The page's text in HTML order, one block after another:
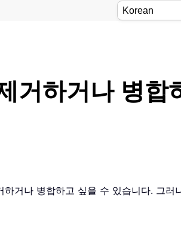
거하거나 병합
거나 병합하고 싶을 수 있습니다. 그러